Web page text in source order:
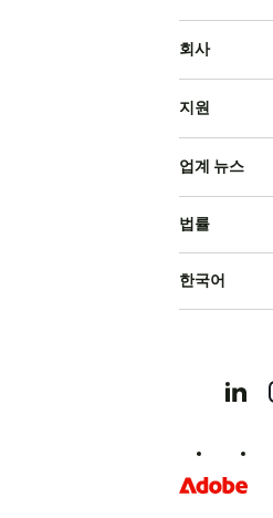
회사
지원
업계 뉴스
법률
한국어